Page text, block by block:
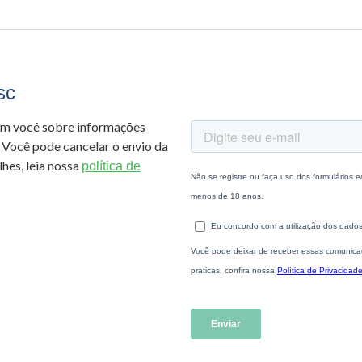
você sobre informações
pode cancelar o envio da
leia nossa política de